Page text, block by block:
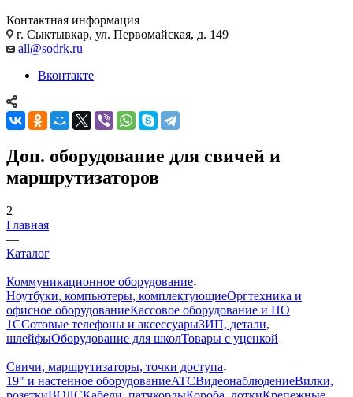
Контактная информация
г. Сыктывкар, ул. Первомайская, д. 149
all@sodrk.ru
Вконтакте
Доп. оборудование для свичей и
маршрутизаторов
2
Главная
—
Каталог
—
Коммуникационное оборудование
Ноутбуки, компьютеры, комплектующиеОргтехника и
офисное оборудованиеКассовое оборудование и ПО
1ССотовые телефоны и аксессуарыЗИП, детали,
шлейфыОборудование для школТовары с уценкой
—
Свичи, маршрутизаторы, точки доступа
19" и настенное оборудованиеATCВидеонаблюдениеВилки,